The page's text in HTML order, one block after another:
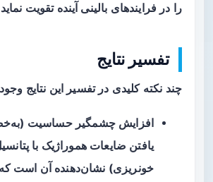
را در فرایندهای بالینی آینده تقویت
تفسیر نتایج
چند نکته کلیدی در تفسیر این نتایج
افزایش چشمگیر حساسیت
یافتن ضایعات هموراژیک با
خونریزی) نشان‌دهنده آن است